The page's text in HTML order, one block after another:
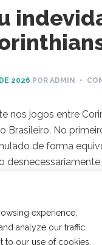
experience,
analyze our traffic.
to our use of cookies.
2026 POR ADMIN •
nos jogos entre
Brasileiro. No
de forma
vídeo abaixo: